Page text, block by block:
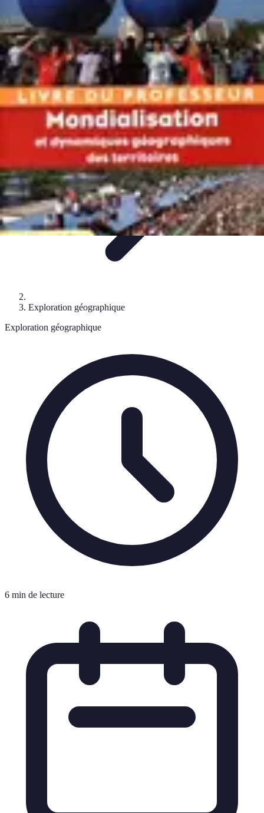
Géographie Explore
Exploration
Cartographie et outilsExploration
GéographiqueGéographie Physique Îles et régions
Géographie Explore
Exploration géographique
Exploration géographique
6 min de lecture